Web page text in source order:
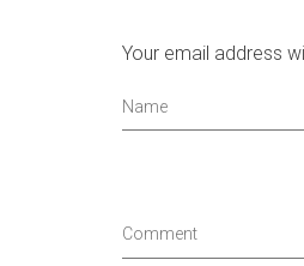
Your email address
Name
Comment